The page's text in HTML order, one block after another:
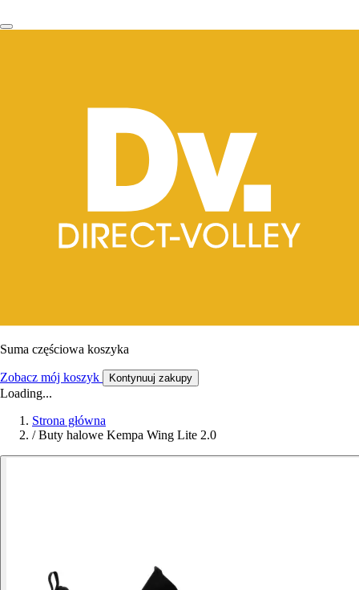
Suma częściowa koszyka
Zobacz mój koszyk Kontynuuj zakupy
Loading...
Strona główna
/ Buty halowe Kempa Wing Lite 2.0